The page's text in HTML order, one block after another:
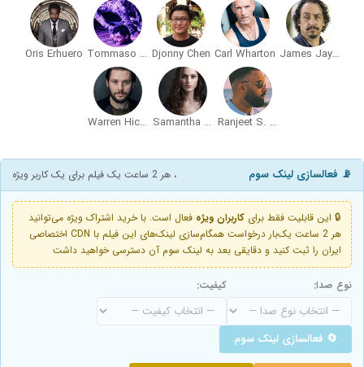
James Jaysen Bryhan
Carl Wharton
Djonny Chen
Tommaso Di Vincenzo
Oris Erhuero
Ranjeet S. Marwa
Samantha Loxley
Warren Hicks
📡 فعالسازی لینک سوم ، هر 2 ساعت یک فیلم برای یک کاربر ویژه
🔒 این قابلیت فقط برای کاربران ویژه فعال است. با خرید اشتراک ویژه می‌توانید
هر 2 ساعت یک‌بار درخواست همگام‌سازی لینک‌های این فیلم با CDN اختصاصی
ایران را ثبت کنید و دقایقی بعد به لینک سوم آن دسترسی خواهید داشت
نوع صدا: کیفیت:
🔄 فعالسازی لینک سوم